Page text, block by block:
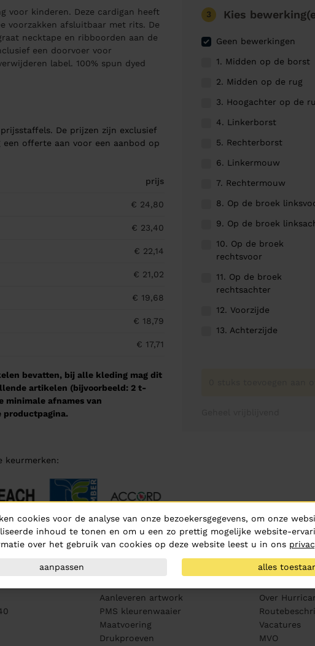
voor kinderen. Deze cardigan heeft
voorzakken afsluitbaar met rits. De
necktape en ribboorden aan de
een doorvoer voor
label. 100% spun dyed
De prijzen zijn exclusief
een offerte aan voor een aanbod op
prijs
€ 24,80
€ 23,40
€ 22,14
€ 21,02
€ 19,68
€ 18,79
€ 17,71
bevatten, bij alle kleding mag dit
artikelen (bijvoorbeeld: 2 t-
minimale afnames van
productpagina.
keurmerken:
3 Kies
Geen bewerkingen
1. Midden op de borst
2. Midden op de rug
3. Hoogachter op de
4. Linkerborst
5. Rechterborst
6. Linkermouw
7. Rechtermouw
8. Op de broek
9. Op de broek
10. Op de broek
rechtsvoor
11. Op de broek
rechtsachter
12. Voorzijde
13. Achterzijde
Aanleveren artwork
PMS kleurenwaaier
Maatvoering
Drukproeven
Over ons
Over
Vacatures
MVO
cookies voor de analyse van onze bezoekersgegevens, om onze
inhoud te tonen en om u een zo prettig mogelijke website-
over het gebruik van cookies op deze website leest u in ons
aanpassen alles